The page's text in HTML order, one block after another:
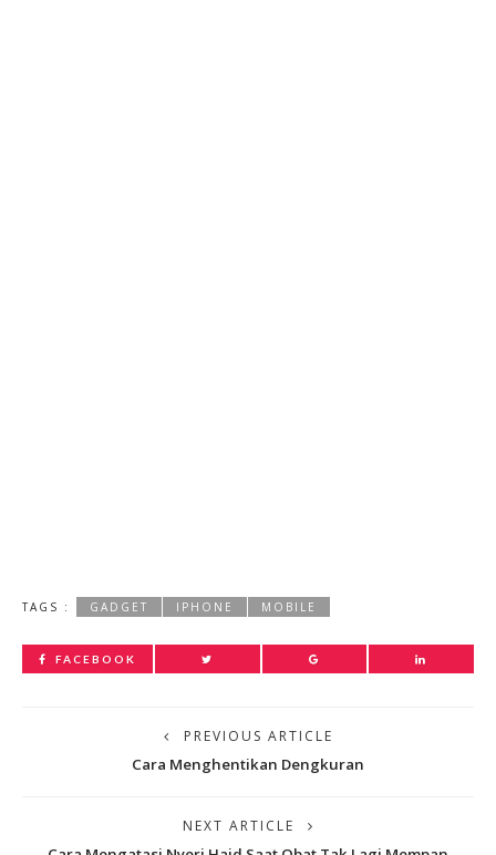
TAGS : GADGET IPHONE MOBILE
FACEBOOK
PREVIOUS ARTICLE
Cara Menghentikan Dengkuran
NEXT ARTICLE